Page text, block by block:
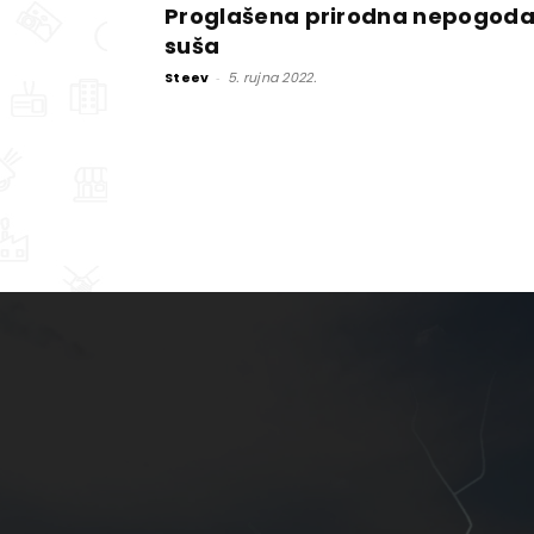
Proglašena prirodna nepogoda
suša
Steev - 5. rujna 2022.